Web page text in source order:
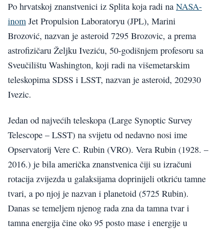
Po hrvatskoj znanstvenici iz Splita koja radi na NASA-
inom Jet Propulsion Laboratoryu (JPL), Marini
Brozović, nazvan je asteroid 7295 Brozovic, a prema
astrofizičaru Željku Iveziću, 50-godišnjem profesoru sa
Sveučilištu Washington, koji radi na višemetarskim
teleskopima SDSS i LSST, nazvan je asteroid, 202930
Ivezic.
Jedan od najvećih teleskopa (Large Synoptic Survey
Telescope – LSST) na svijetu od nedavno nosi ime
Opservatorij Vere C. Rubin (VRO). Vera Rubin (1928. –
2016.) je bila američka znanstvenica čiji su izračuni
rotacija zvijezda u galaksijama doprinijeli otkriću tamne
tvari, a po njoj je nazvan i planetoid (5725 Rubin).
Danas se temeljem njenog rada zna da tamna tvar i
tamna energija čine oko 95 posto mase i energije u